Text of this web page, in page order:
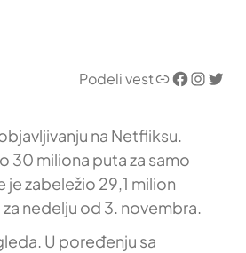
Podeli vestLink Facebook InstagramTwitter
na Netfliksu.
30 miliona puta za samo
zabeležio 29,1 milion
nedelju od 3. novembra.
U poređenju sa